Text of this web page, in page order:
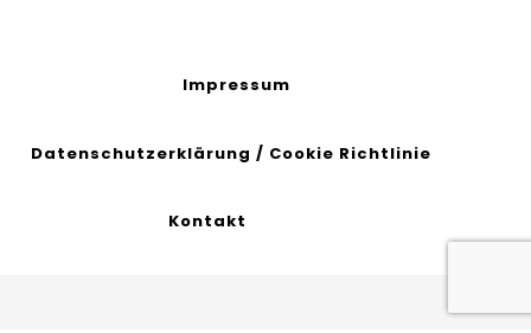
Impressum
Datenschutzerklärung / Cookie Richtlinie
Kontakt